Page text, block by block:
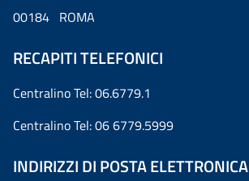
00184 ROMA
RECAPITI TELEFONICI
Centralino Tel: 06.6779.1
Centralino Tel: 06 6779.5999
INDIRIZZI DI POSTA ELETTRONICA